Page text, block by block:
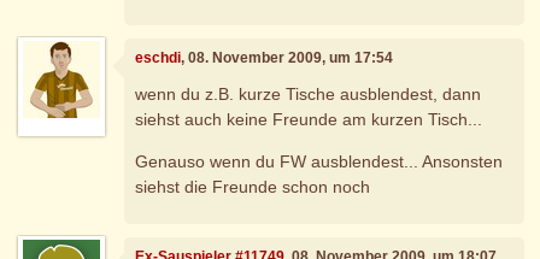
eschdi, 08. November 2009, um 17:54
wenn du z.B. kurze Tische ausblendest, dann
siehst auch keine Freunde am kurzen Tisch...
Genauso wenn du FW ausblendest... Ansonsten
siehst die Freunde schon noch